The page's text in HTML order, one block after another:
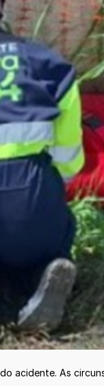
acidente. As